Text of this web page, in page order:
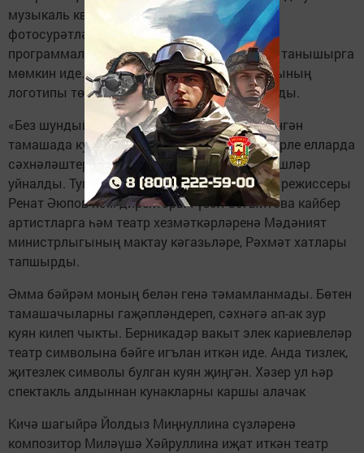
музыкаль квартет каршы алды. Бер читтә
фотосурәтләр, газета мәкаләләре, афиша,
программалар аша театрның тарихы белән танышырга
мөмкин иде. Теләгән һәркем Г.Кариев театрының
логотипы төшерелгән сувенирлар сатып алды.
«Без шундый театр төзербез...» дип исемләнгән
тамашада кунакларга Кариев театрында төрле елларда
сәхнәләштерелгән спектакльләрдән күренешләр
уйналды. Туган көн уңаеннан театрның баш режиссеры
Ренат Әюпов һәм директоры Гүзәл Сәгыйтова кайбер
артистларга һәм театр хезмәткәрләренә Мәдәният
министрлыгының мактау кәгазьләре, Рәхмәт хатлары
тапшырды.
Әмма бәйрәм моның белән генә тәмамланмады. Бөтен
тамашачыларны гаҗәпләндереп, сәхнәгә ап-ак зур
куян килеп чыкты. Берникадәр вакыт элек кариевлеләр
театр символына бәйге игълан иткән иде. Анда тизлек,
җитезлек символы булган куян җиңгән. Хәзер ул һәр
спектакль алдыннан кунакларны каршы алачак
Кичә шагыйрә Йолдыз Миңнуллина сүзләренә
композитор Миләүшә Хәйруллина иҗат иткән театр